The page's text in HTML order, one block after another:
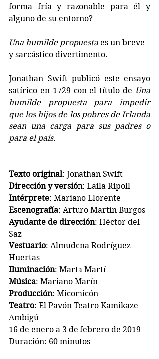
forma fría y razonable para él y
alguno de su entorno?
Una humilde propuesta es un breve
y sarcástico divertimento.
Jonathan Swift publicó este ensayo
satírico en 1729 con el título de Una
humilde propuesta para impedir
que los hijos de los pobres de Irlanda
sean una carga para sus padres o
para el país.
Texto original: Jonathan Swift
Dirección y versión: Laila Ripoll
Intérprete: Mariano Llorente
Escenografía: Arturo Martín Burgos
Ayudante de dirección: Héctor del
Saz
Vestuario: Almudena Rodríguez
Huertas
Iluminación: Marta Martí
Música: Mariano Marín
Producción: Micomicón
Teatro: El Pavón Teatro Kamikaze-
Ambigú
16 de enero a 3 de febrero de 2019
Duración: 60 minutos